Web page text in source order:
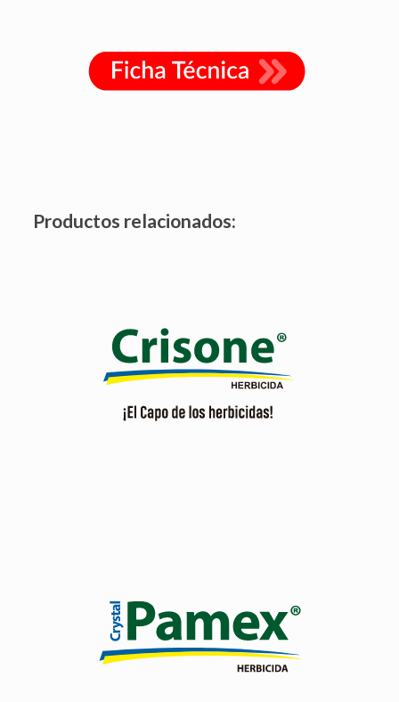
Productos relacionados:
Controla malezas gramíneas. Selectivo al cultivo de arroz.
Ver producto
Herbicida hormonal a base de MCPA para el control de
malezas de hojas anchas y ciperáceas, recomendado en
el cultivo de arroz.